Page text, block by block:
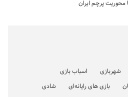
محوریت پرچم ایران
شهربازی
اسباب بازی
بازی های رایانه‌ای
شادی